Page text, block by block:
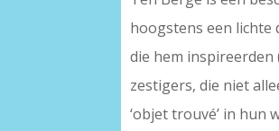
hoogstens een lichte
die hem inspireerden
zestigers, die niet
‘objet trouvé’ in hun